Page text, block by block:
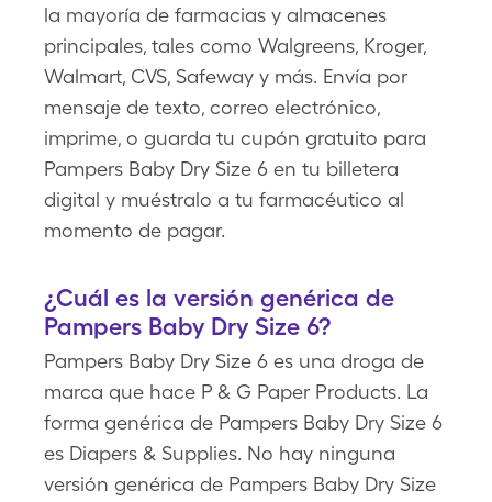
la mayoría de farmacias y almacenes
principales, tales como Walgreens, Kroger,
Walmart, CVS, Safeway y más. Envía por
mensaje de texto, correo electrónico,
imprime, o guarda tu cupón gratuito para
Pampers Baby Dry Size 6 en tu billetera
digital y muéstralo a tu farmacéutico al
momento de pagar.
¿Cuál es la versión genérica de
Pampers Baby Dry Size 6?
Pampers Baby Dry Size 6 es una droga de
marca que hace P & G Paper Products. La
forma genérica de Pampers Baby Dry Size 6
es Diapers & Supplies. No hay ninguna
versión genérica de Pampers Baby Dry Size